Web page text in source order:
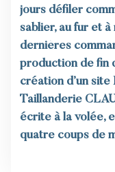
jours défiler
sablier, au fur et
dernières
production de fin
création d’un
Taillanderie
écrite à la volée,
quatre coups de